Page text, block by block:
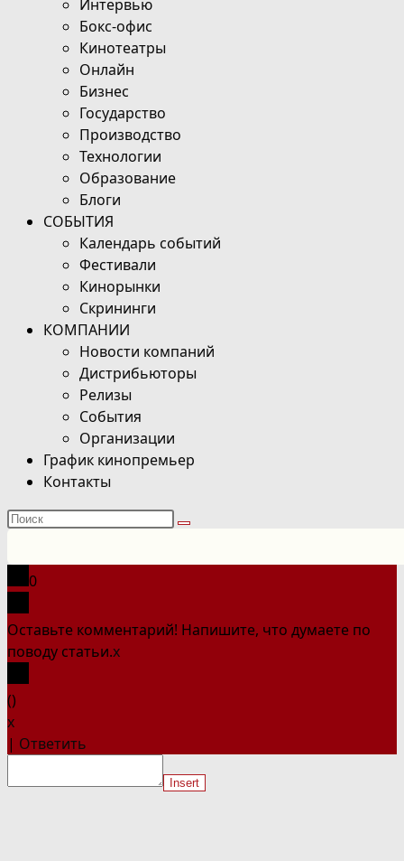
Интервью
Бокс-офис
Кинотеатры
Онлайн
Бизнес
Государство
Производство
Технологии
Образование
Блоги
СОБЫТИЯ
Календарь событий
Фестивали
Кинорынки
Скрининги
КОМПАНИИ
Новости компаний
Дистрибьюторы
Релизы
События
Организации
График кинопремьер
Контакты
Поиск
сайте
0
Оставьте комментарий! Напишите, что думаете по
поводу статьи.x
()
x
| Ответить
Insert